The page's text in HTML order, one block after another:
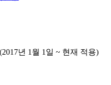
년 1월 1일 ~ 현재 적용)